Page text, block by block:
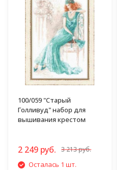
100/059 "Старый
Голливуд" набор для
вышивания крестом
2 249 руб. 3 213 руб.
Осталась 1 шт.